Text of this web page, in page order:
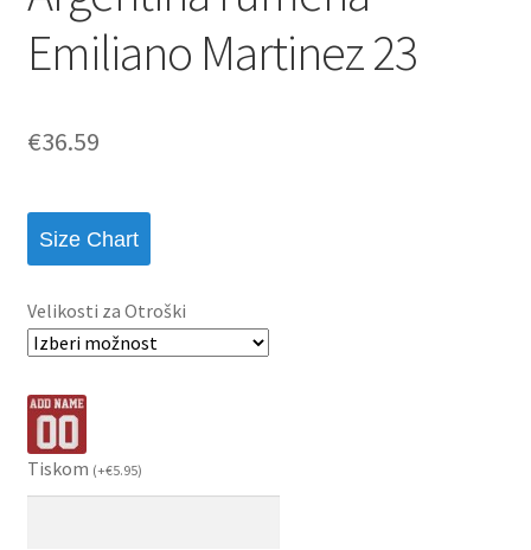
Emiliano Martinez 23
€36.59
Size Chart
Velikosti za Otroški
Tiskom (+€5.95)